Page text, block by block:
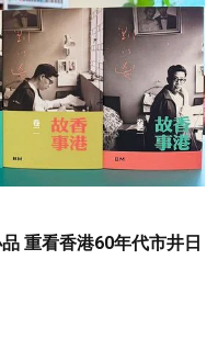
重看香港60年代市井日